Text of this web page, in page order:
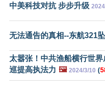
中美科技对抗 步步升级
无法通告的真相--东航321
太嚣张！中共渔船横行世
巡提高执法力 🖼️ 2024/3/10 (